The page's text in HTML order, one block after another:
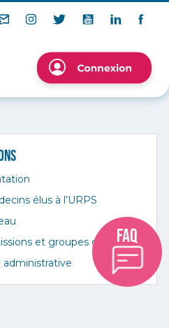
élus à l’URPS
et groupes de travail
administrative